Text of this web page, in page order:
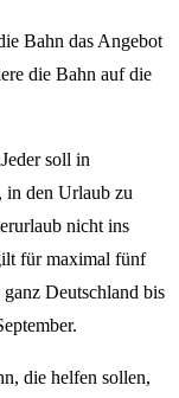
Bahn das Angebot
die Bahn auf die
soll in
in den Urlaub zu
nicht ins
für maximal fünf
Deutschland bis
die helfen sollen,